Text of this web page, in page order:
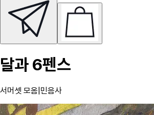
달과 6펜스
서머셋 모옴 민음사